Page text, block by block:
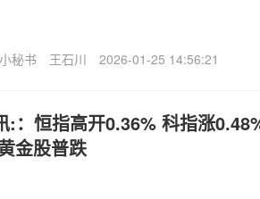
秘书 王石川 2026-01-25 14:56:21
:：恒指高开0.36% 科指涨
金股普跌